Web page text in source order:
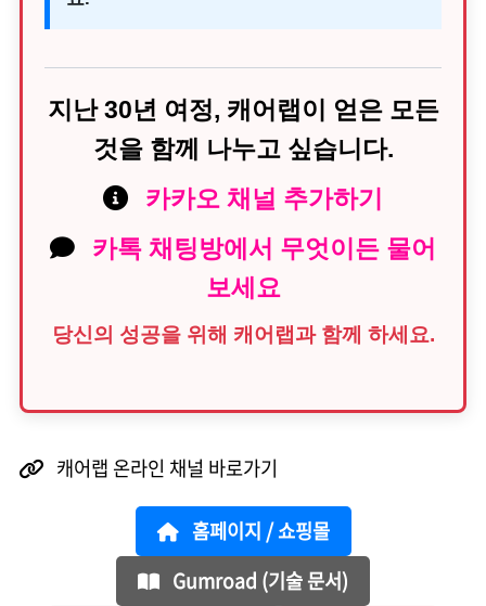
지난 30년 여정, 캐어랩이 얻은 모든
것을 함께 나누고 싶습니다.
카카오 채널 추가하기
카톡 채팅방에서 무엇이든 물어
보세요
당신의 성공을 위해 캐어랩과 함께 하세요.
캐어랩 온라인 채널 바로가기
홈페이지 / 쇼핑몰
Gumroad (기술 문서)